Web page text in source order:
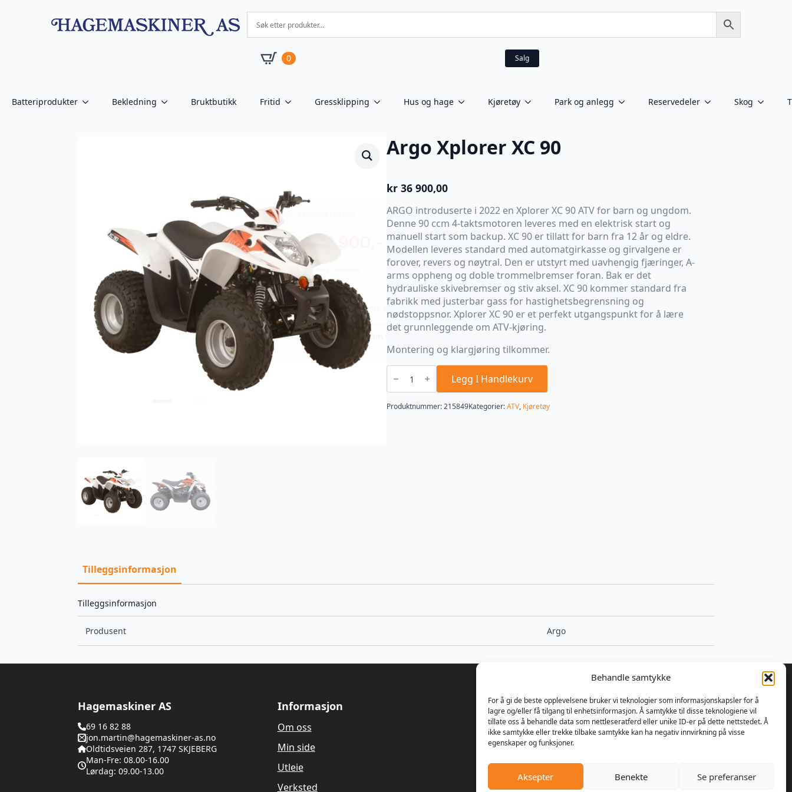
Behandle samtykke
For å gi de beste opplevelsene bruker vi teknologier som informasjonskapsler for å
lagre og/eller få tilgang til enhetsinformasjon. Å samtykke til disse teknologiene vil
tillate oss å behandle data som nettleseratferd eller unike ID-er på dette nettstedet. Å
ikke samtykke eller trekke tilbake samtykke kan ha negativ innvirkning på visse
egenskaper og funksjoner.
Aksepter Benekte Se preferanser
0 Salg
Batteriprodukter Bekledning Bruktbutikk Fritid Gressklipping Hus og hage Kjøretøy Park og anlegg Reservedeler Skog
Argo Xplorer XC 90
kr 36 900,00
ARGO introduserte i 2022 en Xplorer XC 90 ATV for barn og ungdom.
Denne 90 ccm 4-taktsmotoren leveres med en elektrisk start og
manuell start som backup. XC 90 er tillatt for barn fra 12 år og eldre.
Modellen leveres standard med automatgirkasse og girvalgene er
forover, revers og nøytral. Den er utstyrt med uavhengig fjæringer, A-
arms oppheng og doble trommelbremser foran. Bak er det
hydrauliske skivebremser og stiv aksel. XC 90 kommer standard fra
fabrikk med justerbar gass for hastighetsbegrensning og
nødstoppsnor. Xplorer XC 90 er et perfekt utgangspunkt for å lære
det grunnleggende om ATV-kjøring.
Montering og klargjøring tilkommer.
Argo
Xplorer
90
antall
Legg I Handlekurv
Produktnummer:215849Kategorier:ATV, Kjøretøy
Tilleggsinformasjon
Tilleggsinformasjon
Produsent Argo
Hagemaskiner AS
69 16 82 88
jon.martin@hagemaskiner-as.no
Oldtidsveien 287, 1747 SKJEBERG
Man-Fre: 08.00-16.00
Lørdag: 09.00-13.00
Informasjon
Om oss
Min side
Utleie
Verksted
Om oss
Våren 1989 bestemte Ulrik Olseng og
Dagfinn Hansen seg for å starte opp med
gressklippere. Bedriften fikk navnet
Hagemaskiner AS, og lokalene var den